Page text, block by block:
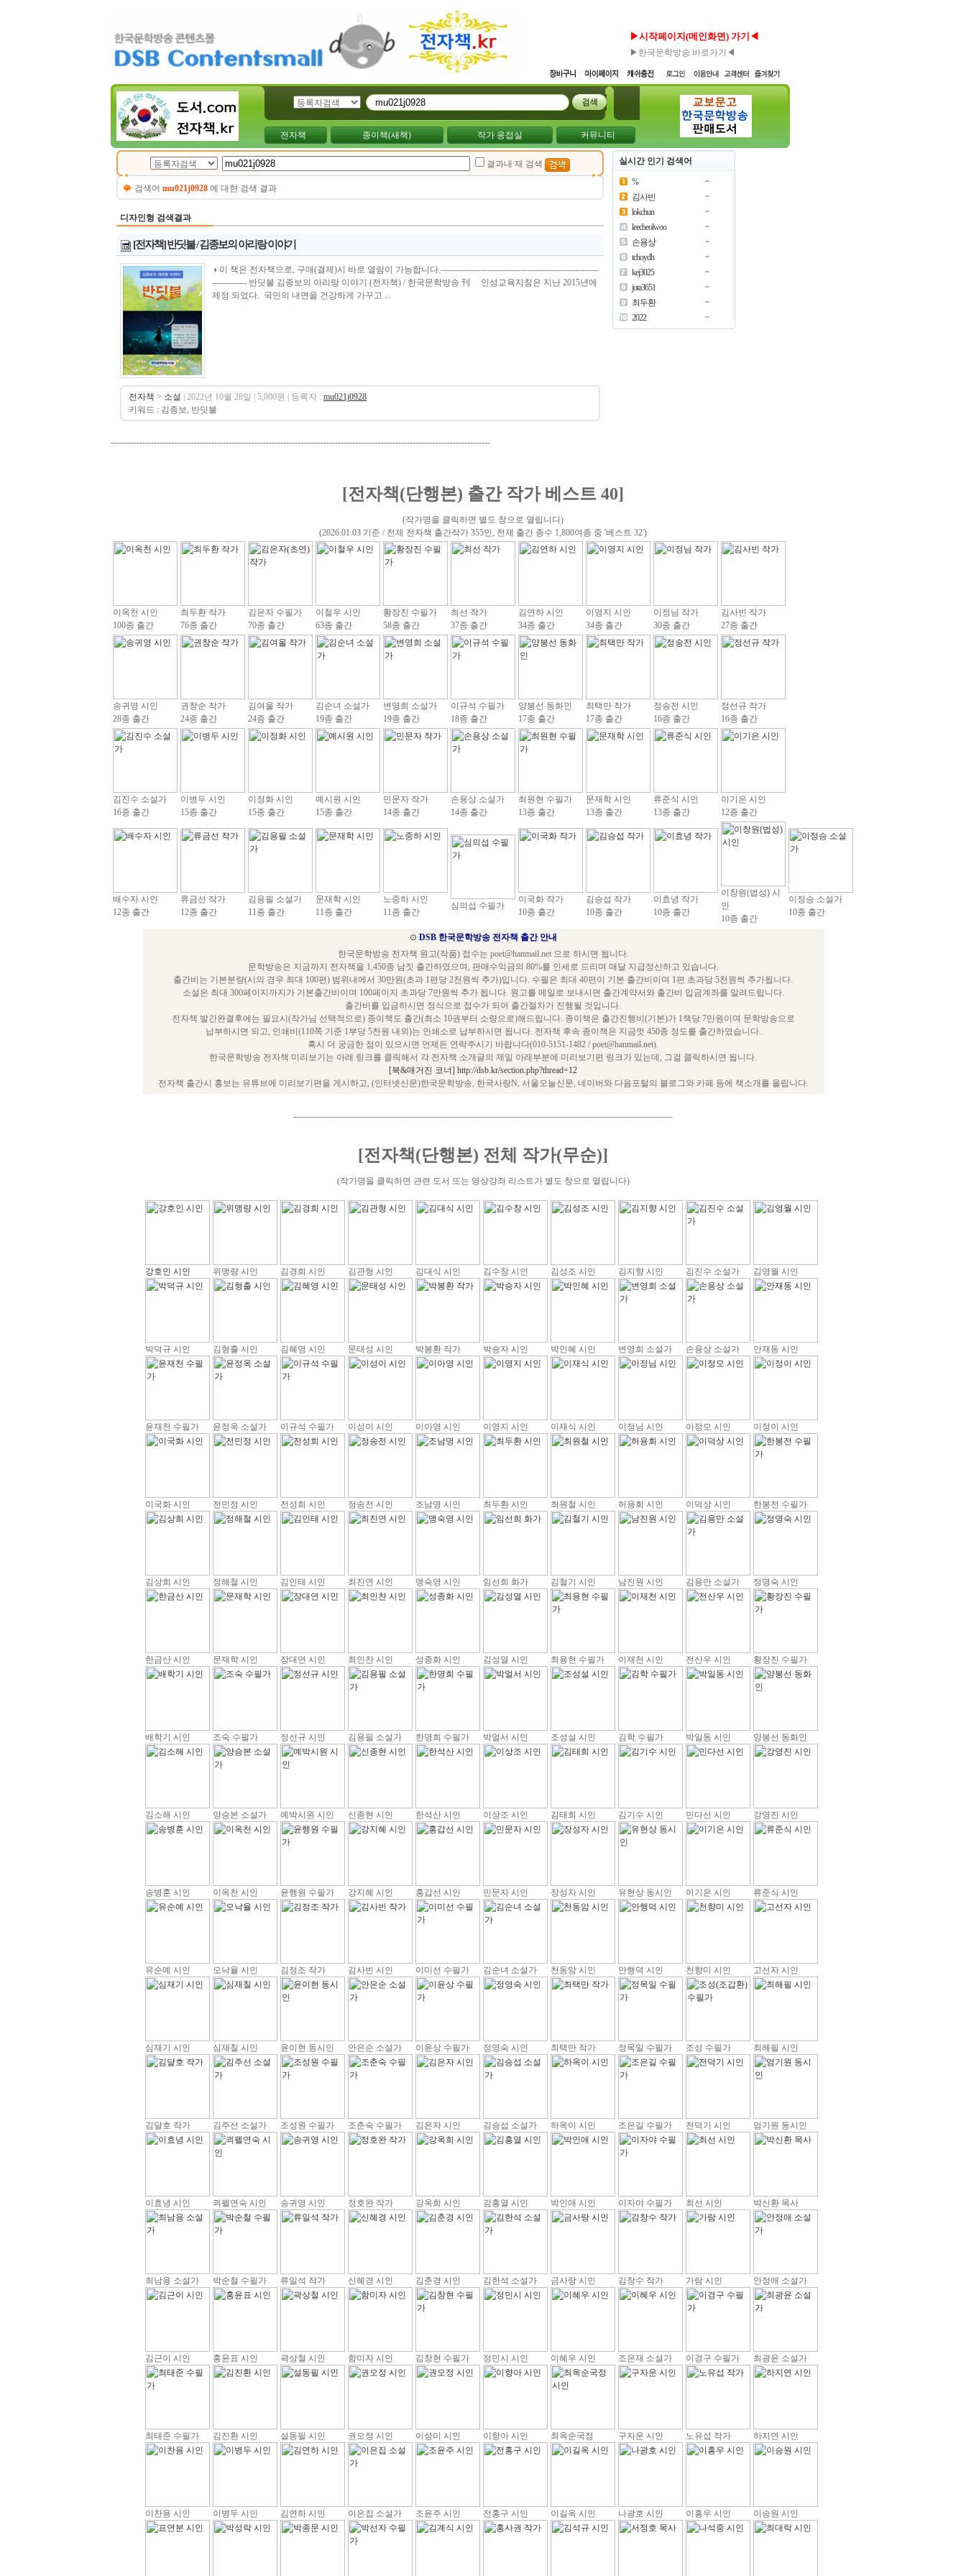
▶시작페이지(메인화면) 가기◀
▶한국문학방송 바로가기◀
전자책 종이책(새책) 작가 응접실 커뮤니티
결과내 재 검색
검색어 mu021j0928 에 대햔 검색 결과
디자인형 검색결과
[전자책] 반딧불 / 김종보의 아리랑 이야기
◑ 이 책은 전자책으로, 구매(결제)시 바로 열람이 가능합니다.-------------------------------------------------------
------------ 반딧불 김종보의 아리랑 이야기 (전자책) / 한국문학방송 刊 인성교육지침은 지난 2015년에
제정 되었다. 국민의 내면을 건강하게 가꾸고 ...
전자책 > 소설 | 2022년 10월 28일 | 5,000원 | 등록자 : mu021j0928
키워드 : 김종보, 반딧불
실시간 인기 검색어
%
김사빈
lokchun
leecheolwoo
손용상
tchoydh
kej3025
jota3651
최두환
2022
------------------------------------------------------------------------------------------------------------------------------------
[전자책(단행본) 출간 작가 베스트 40]
(작가명을 클릭하면 별도 창으로 열립니다)
(2026.01.03 기준 / 전체 전자책 출간작가 355인, 전제 출간 종수 1,800여종 중 '베스트 32')
이옥천 시인
100종 출간
최두환 작가
76종 출간
김은자 수필가
70종 출간
이철우 시인
63종 출간
황장진 수필가
58종 출간
최선 작가
37종 출간
김연하 시인
34종 출간
이영지 시인
34종 출간
이정님 작가
30종 출간
김사빈 작가
27종 출간
송귀영 시인
28종 출간
권창순 작가
24종 출간
김여울 작가
24종 출간
김순녀 소설가
19종 출간
변영희 소설가
19종 출간
이규석 수필가
18종 출간
양봉선 동화인
17종 출간
최택만 작가
17종 출간
정송전 시인
16종 출간
정선규 작가
16종 출간
김진수 소설가
16종 출간
이병두 시인
15종 출간
이정화 시인
15종 출간
예시원 시인
15종 출간
민문자 작가
14종 출간
손용상 소설가
14종 출간
최원현 수필가
13종 출간
문재학 시인
13종 출간
류준식 시인
13종 출간
이기은 시인
12종 출간
배수자 시인
12종 출간
류금선 작가
12종 출간
김용필 소설가
11종 출간
문재학 시인
11종 출간
노중하 시인
11종 출간
심의섭 수필가
이국화 작가
10종 출간
김승섭 작가
10종 출간
이효녕 작가
10종 출간
이창원(법성) 시
인
10종 출간
이정승 소설가
10종 출간
⊙ DSB 한국문학방송 전자책 출간 안내
한국문학방송 전자책 원고(작품) 접수는 poet@hanmail.net 으로 하시면 됩니다.
문학방송은 지금까지 전자책을 1,450종 남짓 출간하였으며, 판매수익금의 80%를 인세로 드리며 매달 지급정산하고 있습니다.
출간비는 기본분량(시의 경우 최대 100편) 범위내에서 30만원(초과 1편당 2천원씩 추가)입니다. 수필은 최대 40편이 기본 출간비이며 1편 초과당 5천원씩 추가됩니다.
소설은 최대 300페이지까지가 기본출간비이며 100페이지 초과당 7만원씩 추가 됩니다. 원고를 메일로 보내시면 출간계약서와 출간비 입금계좌를 알려드립니다.
출간비를 입금하시면 정식으로 접수가 되어 출간절차가 진행될 것입니다.
전자책 발간완결후에는 필요시(작가님 선택적으로) 종이책도 출간(최소 10권부터 소량으로)해드립니다. 종이책은 출간진행비(기본)가 1책당 7만원이며 문학방송으로
납부하시면 되고, 인쇄비(110쪽 기준 1부당 5천원 내외)는 인쇄소로 납부하시면 됩니다. 전자책 후속 종이책은 지금껏 450종 정도를 출간하였습니다.
혹시 더 궁금한 점이 있으시면 언제든 연락주시기 바랍니다(010-5151-1482 / poet@hanmail.net).
한국문학방송 전자책 미리보기는 아래 링크를 클릭해서 각 전자책 소개글의 제일 아래부분에 미리보기편 링크가 있는데, 그걸 클릭하시면 됩니다.
[북&매거진 코너] http://dsb.kr/section.php?thread=12
전자책 출간시 홍보는 유튜브에 미리보기편을 게시하고, (인터넷신문)한국문학방송, 한국사랑N, 서울오늘신문, 네이버와 다음포털의 블로그와 카페 등에 책소개를 올립니다.
------------------------------------------------------------------------------------------------------------------------------------
[전자책(단행본) 전체 작가(무순)]
(작가명을 클릭하면 관련 도서 또는 영상강좌 리스트가 별도 창으로 열립니다)
강호인 시인 위맹량 시인 김경희 시인 김관형 시인 김대식 시인 김수창 시인 김성조 시인 김지향 시인 김진수 소설가 김영월 시인
박덕규 시인 김형출 시인 김혜영 시인 문태성 시인 박봉환 작가 박승자 시인 박인혜 시인 변영희 소설가 손용상 소설가 안재동 시인
윤재천 수필가 윤정옥 소설가 이규석 수필가 이성이 시인 이아영 시인 이영지 시인 이재식 시인 이정님 시인 이정모 시인 이정이 시인
이국화 시인 전민정 시인 전성희 시인 정송전 시인 조남명 시인 최두환 시인 최원철 시인 허용회 시인 이덕상 시인 한봉전 수필가
김상희 시인 정해철 시인 김인태 시인 최진연 시인 맹숙영 시인 임선희 화가 김철기 시인 남진원 시인 김용만 소설가 정명숙 시인
한금산 시인 문재학 시인 장대연 시인 최인찬 시인 성종화 시인 김성열 시인 최용현 수필가 이재천 시인 전산우 시인 황장진 수필가
배학기 시인 조숙 수필가 정선규 시인 김용필 소설가 한명희 수필가 박얼서 시인 조성설 시인 김학 수필가 박일동 시인 양봉선 동화인
김소해 시인 양승본 소설가 예박시원 시인 신종현 시인 한석산 시인 이상조 시인 김태희 시인 김기수 시인 민다선 시인 강영진 시인
송병훈 시인 이옥천 시인 윤행원 수필가 강지혜 시인 홍갑선 시인 민문자 시인 장성자 시인 유현상 동시인 이기은 시인 류준식 시인
유순예 시인 오낙율 시인 김정조 작가 김사빈 시인 이미선 수필가 김순녀 소설가 천동암 시인 안행덕 시인 천향미 시인 고선자 시인
심재기 시인 심재칠 시인 윤이현 동시인 안은순 소설가 이윤상 수필가 정영숙 시인 최택만 작가 정목일 수필가 조성 수필가 최해필 시인
김달호 작가 김주선 소설가 조성원 수필가 조춘숙 수필가 김은자 시인 김승섭 소설가 하옥이 시인 조은길 수필가 전덕기 시인 엄기원 동시인
이효녕 시인 쾨펠연숙 시인 송귀영 시인 정호완 작가 강옥희 시인 김흥열 시인 박인애 시인 이자야 수필가 최선 시인 박신환 목사
최남용 소설가 박순철 수필가 류일석 작가 신혜경 시인 김춘경 시인 김한석 소설가 금사랑 시인 김창수 작가 가람 시인 안정애 소설가
김근이 시인 홍윤표 시인 곽상철 시인 함미자 시인 김창현 수필가 정민시 시인 이혜우 시인 조은재 소설가 이경구 수필가 최광윤 소설가
최태준 수필가 김진환 시인 설동필 시인 권오정 시인 이성미 시인 이향아 시인 최옥순국정 구자운 시인 노유섭 작가 하지연 시인
이찬용 시인 이병두 시인 김연하 시인 이은집 소설가 조윤주 시인 전홍구 시인 이길옥 시인 나광호 시인 이흥우 시인 이승원 시인